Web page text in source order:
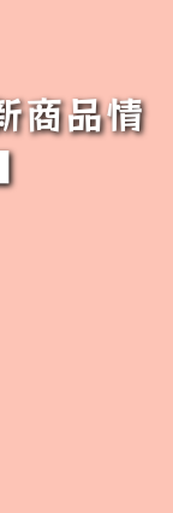
商品情